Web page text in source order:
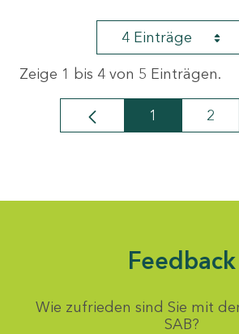
4 Einträge
Zeige 1 bis 4 von 5 Einträgen.
Seite
1 Seite
2
Feedback
Wie zufrieden sind Sie mit
SAB?